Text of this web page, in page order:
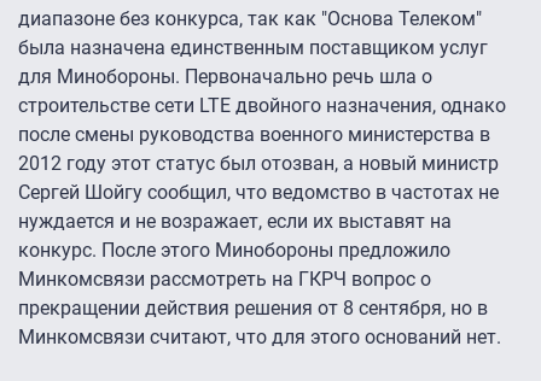
диапазоне без конкурса, так как "Основа Телеком"
была назначена единственным поставщиком услуг
для Минобороны. Первоначально речь шла о
строительстве сети LTE двойного назначения, однако
после смены руководства военного министерства в
2012 году этот статус был отозван, а новый министр
Сергей Шойгу сообщил, что ведомство в частотах не
нуждается и не возражает, если их выставят на
конкурс. После этого Минобороны предложило
Минкомсвязи рассмотреть на ГКРЧ вопрос о
прекращении действия решения от 8 сентября, но в
Минкомсвязи считают, что для этого оснований нет.